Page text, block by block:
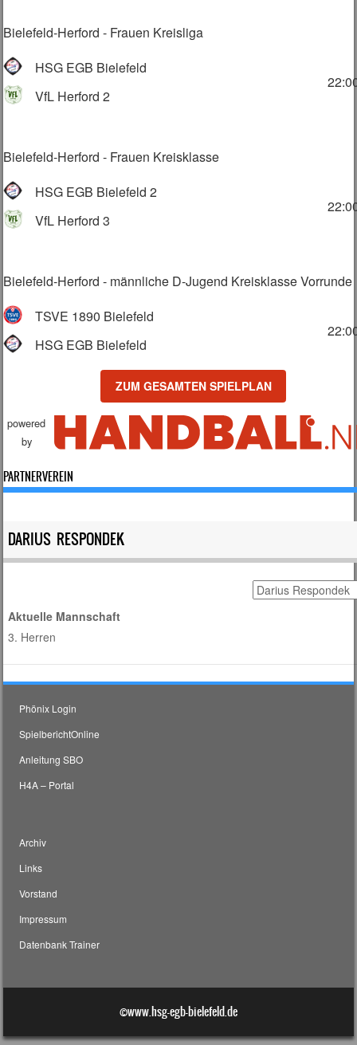
DARIUS RESPONDEK
Aktuelle Mannschaft
3. Herren
Bielefeld-Herford - Frauen Kreisliga
HSG EGB Bielefeld
VfL Herford 2
Bielefeld-Herford - Frauen Kreisklasse
HSG EGB Bielefeld 2
VfL Herford 3
Bielefeld-Herford - männliche D-Jugend Kreisklasse Vorrunde
TSVE 1890 Bielefeld
HSG EGB Bielefeld
ZUM GESAMTEN SPIELPLAN
powered
by
PARTNERVEREIN
Phönix Login
SpielberichtOnline
Anleitung SBO
H4A – Portal
Archiv
Links
Vorstand
Impressum
Datenbank Trainer
©www.hsg-egb-bielefeld.de